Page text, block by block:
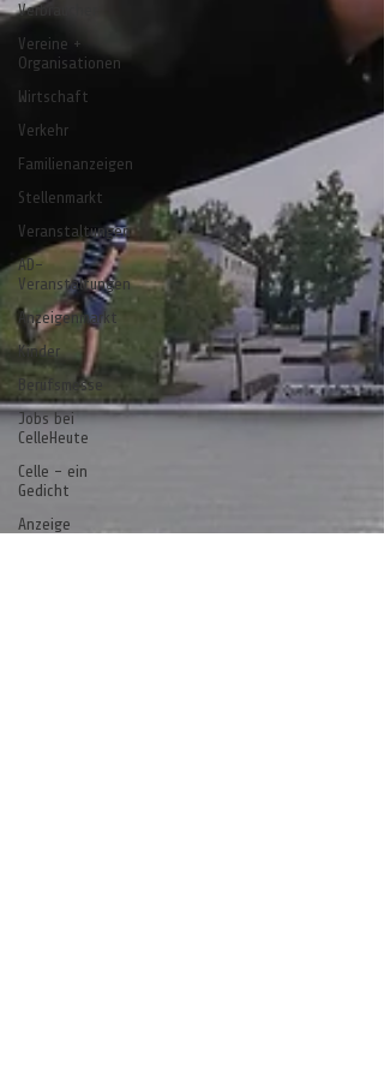
Verbraucher
Vereine +
Organisationen
Wirtschaft
Verkehr
Familienanzeigen
Stellenmarkt
Veranstaltungen
AD-
Veranstaltungen
Anzeigenmarkt
Kinder
Berufsmesse
Jobs bei
CelleHeute
Celle - ein
Gedicht
Anzeige